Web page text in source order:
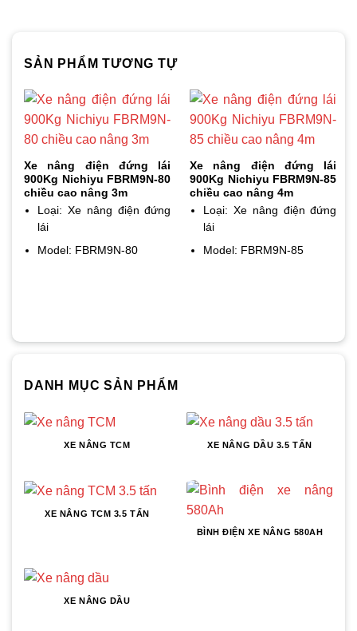
SẢN PHẨM TƯƠNG TỰ
Xe nâng điện đứng lái
900Kg Nichiyu FBRM9N-80
chiều cao nâng 3m
Loại: Xe nâng điện đứng
lái
Model: FBRM9N-80
Xe nâng điện đứng lái
900Kg Nichiyu FBRM9N-85
chiều cao nâng 4m
Loại: Xe nâng điện đứng
lái
Model: FBRM9N-85
DANH MỤC SẢN PHẨM
XE NÂNG TCM XE NÂNG DẦU 3.5 TẤN
XE NÂNG TCM 3.5 TẤN
BÌNH ĐIỆN XE NÂNG 580AH
XE NÂNG DẦU